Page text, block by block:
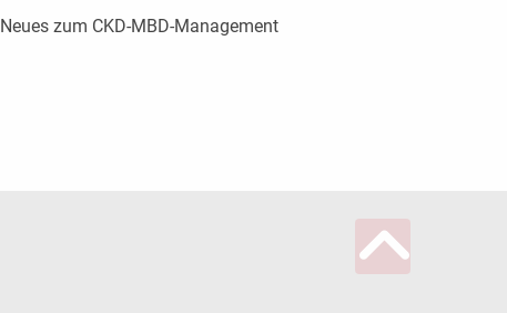
Neues zum CKD-MBD-Management